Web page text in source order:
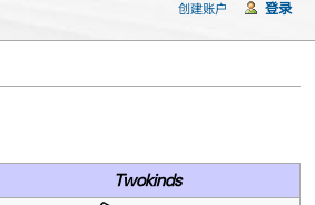
Twokinds
创建账户 登录